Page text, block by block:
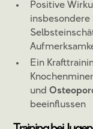
Positive
Ein
und
beeinflussen